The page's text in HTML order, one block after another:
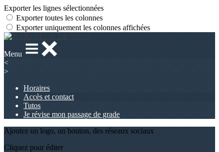
Exporter les lignes sélectionnées
Exporter toutes les colonnes
Exporter uniquement les colonnes affichées
Menu
<
>
Horaires
Accès et contact
Tutos
Je révise mon passage de grade
Ajoutez un logo, un bouton, des réseaux sociaux
Cliquez pour éditer